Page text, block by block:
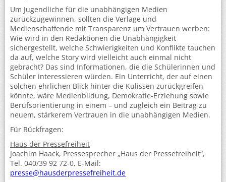
Um Jugendliche für die unabhängigen Medien
zurückzugewinnen, sollten die Verlage und
Medienschaffende mit Transparenz um Vertrauen werben:
Wie wird in den Redaktionen die Unabhängigkeit
sichergestellt, welche Schwierigkeiten und Konflikte tauchen
da auf, welche Story wird vielleicht auch einmal nicht
gebracht? Das sind Informationen, die die Schülerinnen und
Schüler interessieren würden. Ein Unterricht, der auf einen
solchen ehrlichen Blick hinter die Kulissen zurückgreifen
könnte, wäre Medienbildung, Demokratie-Erziehung sowie
Berufsorientierung in einem – und zugleich ein Beitrag zu
neuem, stärkerem Vertrauen in die unabhängigen Medien.
Für Rückfragen:
Haus der Pressefreiheit
Joachim Haack, Pressesprecher „Haus der Pressefreiheit“,
Tel. 040/39 92 72-0, E-Mail:
presse@hausderpressefreiheit.de